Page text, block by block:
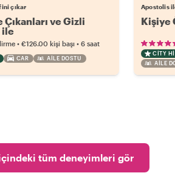
çıkar
ve Gizli
ile
• €126.00 kişi başı • 6 saat
CAR AILE DOSTU
Apostolis
Kişiye
CITY
AILE
tüm deneyimleri gör